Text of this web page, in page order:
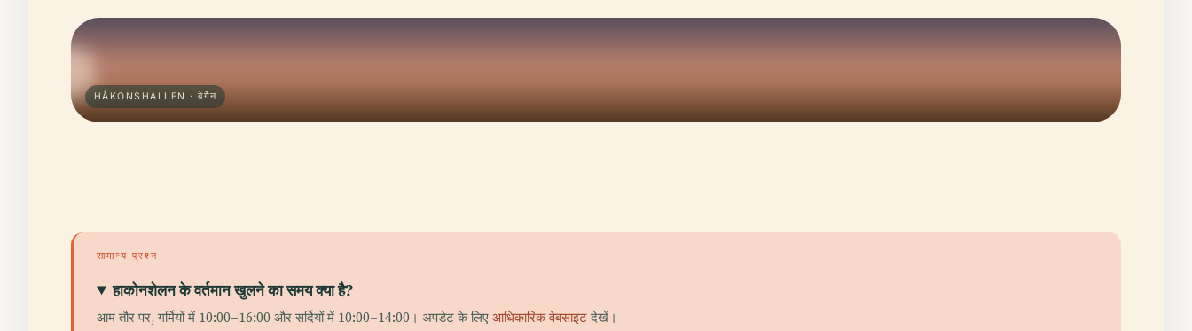
HÅKONSHALLEN · बेर्गेन
सामान्य प्रश्न
हाकोनशेलन के वर्तमान खुलने का समय क्या है?
आम तौर पर, गर्मियों में 10:00–16:00 और सर्दियों में 10:00–14:00। अपडेट के लिएआधिकारिक वेबसाइटदेखें।